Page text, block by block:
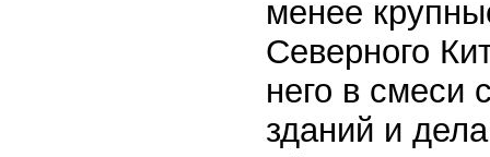
менее
Северного
него в смеси
зданий и